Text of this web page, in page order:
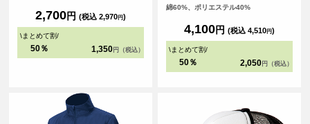
2,700円 (税込 2,970円)
\まとめて割/
50％ 1,350 円（税込）
は深いタイプです。
綿60%、ポリエステル40%
4,100円 (税込 4,510円)
\まとめて割/
50％ 2,050 円（税込）